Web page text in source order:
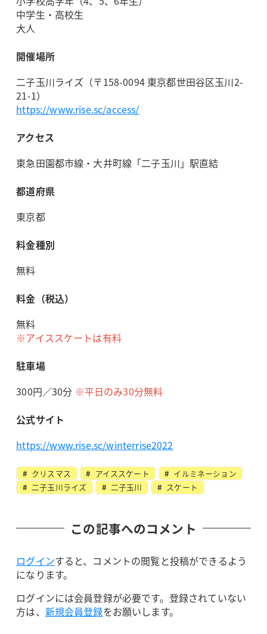
中学生・高校生
大人
開催場所
二子玉川ライズ（〒158-0094 東京都世田谷区玉川2-
21-1）
https://www.rise.sc/access/
アクセス
東急田園都市線・大井町線「二子玉川」駅直結
都道府県
東京都
料金種別
無料
料金（税込）
無料
※アイススケートは有料
駐車場
300円／30分 ※平日のみ30分無料
公式サイト
https://www.rise.sc/winterrise2022
クリスマス アイススケート
イルミネーション
二子玉川ライズ
二子玉川 スケート
この記事へのコメント
ログインすると、コメントの閲覧と投稿ができるよう
になります。
ログインには会員登録が必要です。登録されていない
方は、 新規会員登録をお願いします。